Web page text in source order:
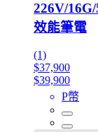
226V/
效能筆電
(1)
$37,900
$39,900
P幣